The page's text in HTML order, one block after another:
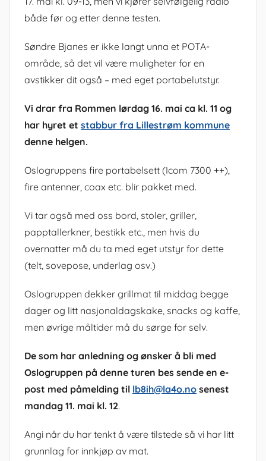
både før og etter denne testen.
Søndre Bjanes er ikke langt unna et POTA-
område, så det vil være muligheter for en
avstikker dit også – med eget portabelutstyr.
Vi drar fra Rommen lørdag 16. mai ca kl. 11 og
har hyret et stabbur fra Lillestrøm kommune
denne helgen.
Oslogruppens fire portabelsett (Icom 7300 ++),
fire antenner, coax etc. blir pakket med.
Vi tar også med oss bord, stoler, griller,
papptallerkner, bestikk etc., men hvis du
overnatter må du ta med eget utstyr for dette
(telt, sovepose, underlag osv.)
Oslogruppen dekker grillmat til middag begge
dager og litt nasjonaldagskake, snacks og kaffe,
men øvrige måltider må du sørge for selv.
De som har anledning og ønsker å bli med
Oslogruppen på denne turen bes sende en e-
post med påmelding til lb8ih@la4o.no senest
mandag 11. mai kl. 12.
Angi når du har tenkt å være tilstede så vi har litt
grunnlag for innkjøp av mat.